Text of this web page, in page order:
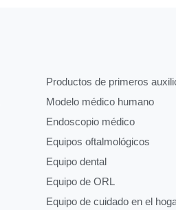
Productos de primeros
Modelo médico humano
Endoscopio médico
Equipos oftalmológicos
Equipo dental
Equipo de ORL
Equipo de cuidado en el